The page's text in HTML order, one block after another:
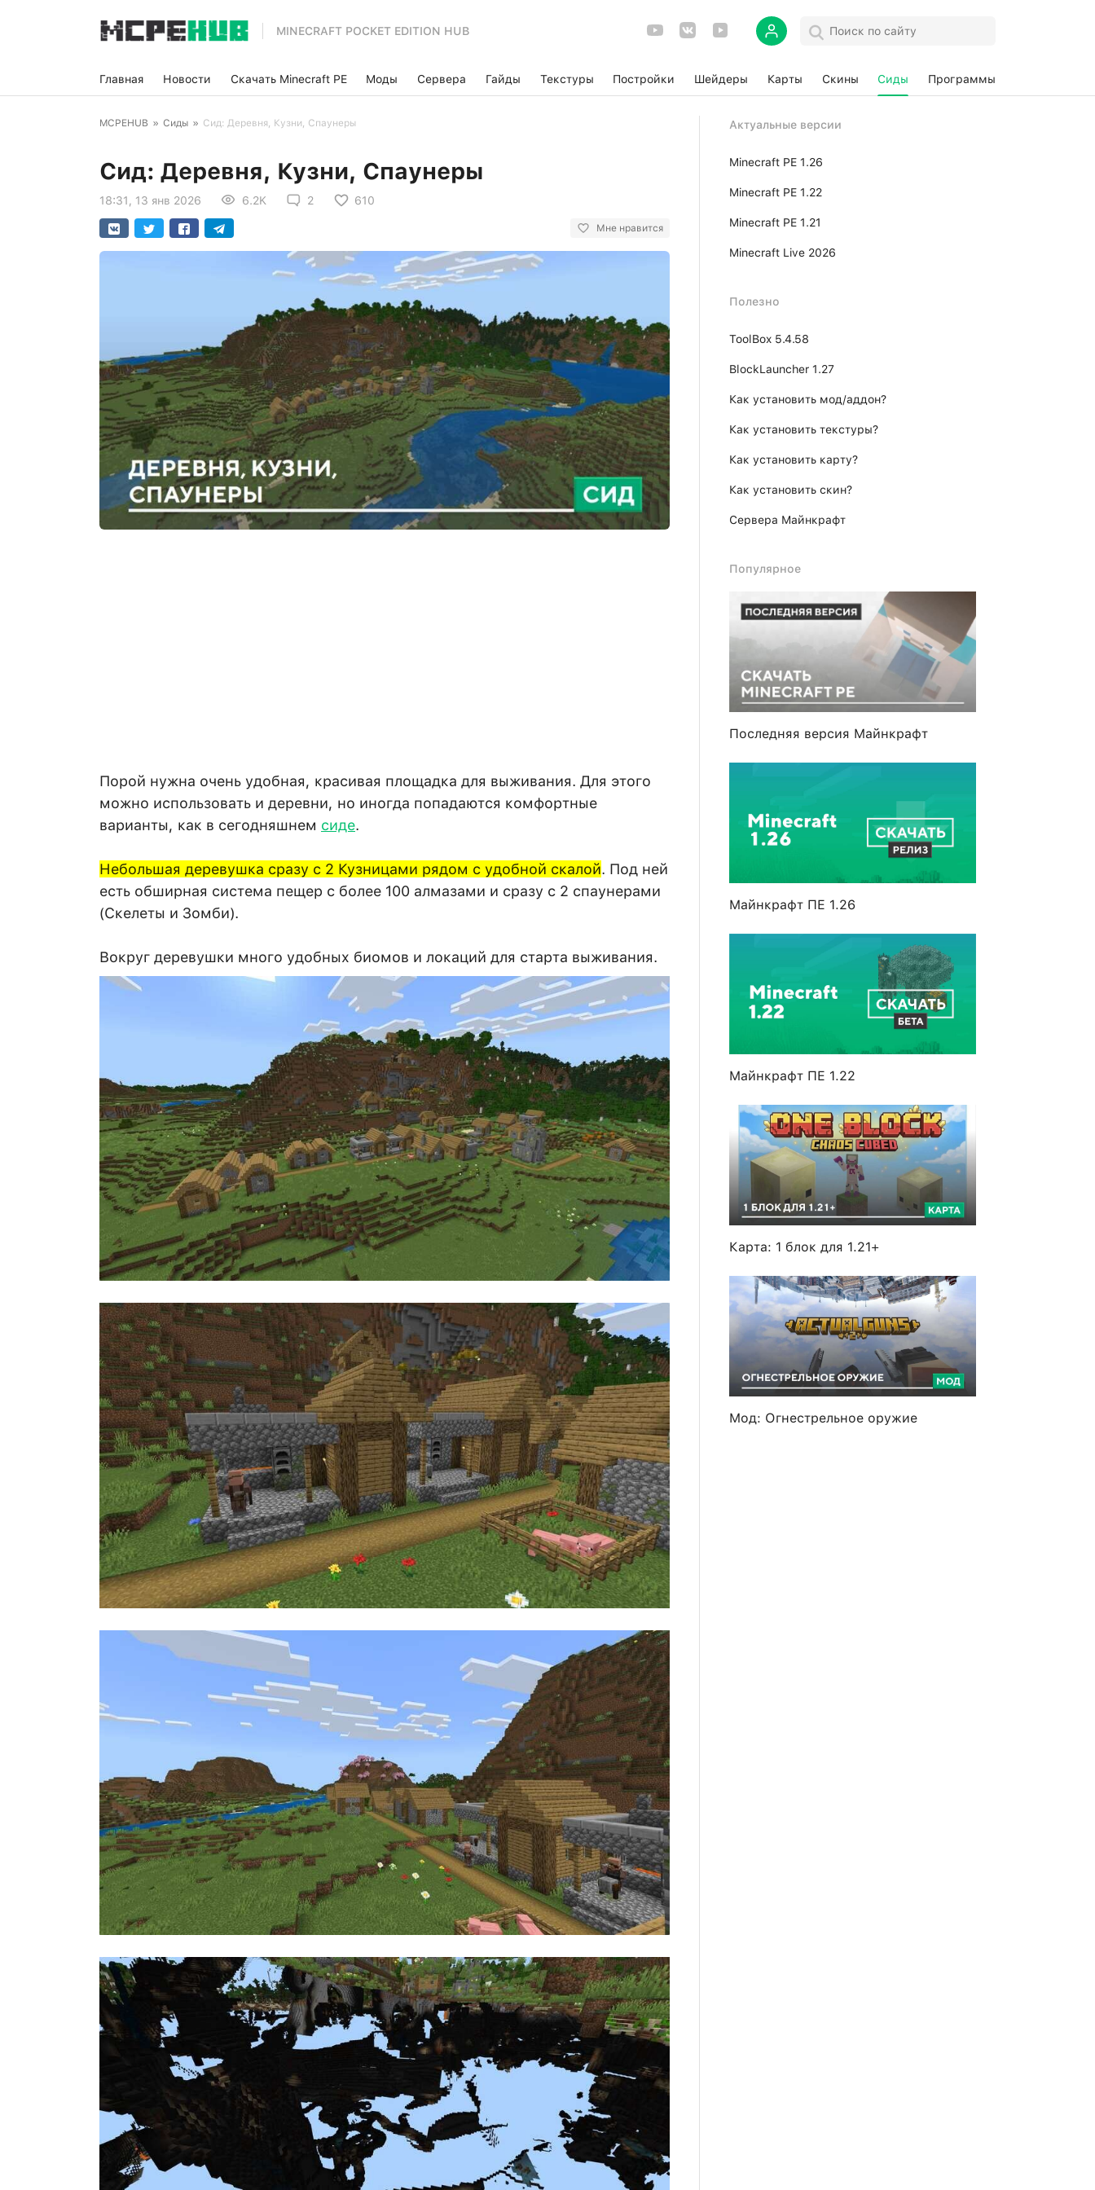
MINECRAFT POCKET EDITION HUB
Главная Новости Скачать Minecraft PE Моды Сервера Гайды Текстуры Постройки Шейдеры Карты Скины Сиды Программы
MCPEHUB » Сиды » Сид: Деревня, Кузни, Спаунеры
Сид: Деревня, Кузни, Спаунеры
18:31, 13 янв 2026 6.2K 2 610
Мне нравится
Порой нужна очень удобная, красивая площадка для выживания. Для этого
можно использовать и деревни, но иногда попадаются комфортные
варианты, как в сегодняшнем сиде.
Небольшая деревушка сразу с 2 Кузницами рядом с удобной скалой. Под ней
есть обширная система пещер с более 100 алмазами и сразу с 2 спаунерами
(Скелеты и Зомби).
Вокруг деревушки много удобных биомов и локаций для старта выживания.
Актуальные версии
Minecraft PE 1.26
Minecraft PE 1.22
Minecraft PE 1.21
Minecraft Live 2026
Полезно
ToolBox 5.4.58
BlockLauncher 1.27
Как установить мод/аддон?
Как установить текстуры?
Как установить карту?
Как установить скин?
Сервера Майнкрафт
Популярное
Последняя версия Майнкрафт
Майнкрафт ПЕ 1.26
Майнкрафт ПЕ 1.22
Карта: 1 блок для 1.21+
Мод: Огнестрельное оружие